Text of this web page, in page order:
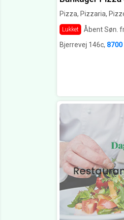
Pizza, Pizzaria,
Lukket
Åbent Søn.
Bjerrevej 146c,